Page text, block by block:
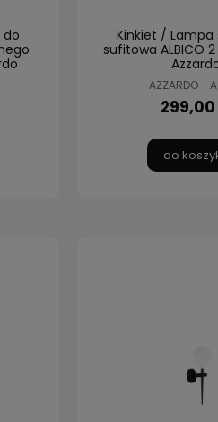
do
Kinkiet /
sufitowa ALBICO 2
AZZARDO -
299,00
do